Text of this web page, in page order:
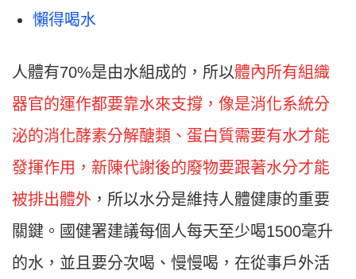
懶得喝水
人體有70%是由水組成的，所以體內所有組織
器官的運作都要靠水來支撐，像是消化系統分
泌的消化酵素分解醣類、蛋白質需要有水才能
發揮作用，新陳代謝後的廢物要跟著水分才能
被排出體外 ，所以水分是維持人體健康的重要
關鍵。國健署建議每個人每天至少喝1500毫升
的水，並且要分次喝、慢慢喝，在從事戶外活